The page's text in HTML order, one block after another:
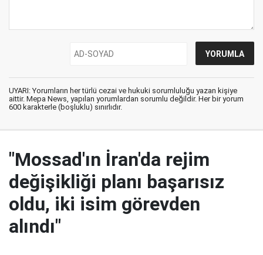
UYARI: Yorumların her türlü cezai ve hukuki sorumluluğu yazan kişiye
aittir. Mepa News, yapılan yorumlardan sorumlu değildir. Her bir yorum
600 karakterle (boşluklu) sınırlıdır.
"Mossad'ın İran'da rejim
değişikliği planı başarısız
oldu, iki isim görevden
alındı"